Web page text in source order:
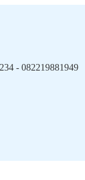
- 082219881949